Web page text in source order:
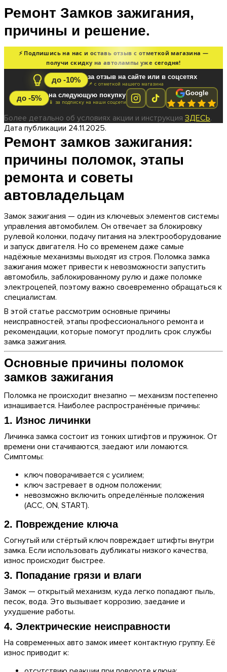
Ремонт Замков зажигания,
причины и решение.
⚡ Подпишись на нас и оставь отзыв с отметкой магазина —
получи скидку на автолампы уже сегодня!
до -10% за отзыв на сайте или в соцсетях
📌 с отметкой нашего магазина
до -5% на следующую покупку
📱 за подписку на наши соцсети
Google
Более детально об условиях акции и инструкция ЗДЕСЬ.
Дата публикации 24.11.2025.
Ремонт замков зажигания:
причины поломок, этапы
ремонта и советы
автовладельцам
Замок зажигания — один из ключевых элементов системы
управления автомобилем. Он отвечает за блокировку
рулевой колонки, подачу питания на электрооборудование
и запуск двигателя. Но со временем даже самые
надёжные механизмы выходят из строя. Поломка замка
зажигания может привести к невозможности запустить
автомобиль, заблокированному рулю и даже поломке
электроцепей, поэтому важно своевременно обращаться к
специалистам.
В этой статье рассмотрим основные причины
неисправностей, этапы профессионального ремонта и
рекомендации, которые помогут продлить срок службы
замка зажигания.
Основные причины поломок
замков зажигания
Поломка не происходит внезапно — механизм постепенно
изнашивается. Наиболее распространённые причины:
1. Износ личинки
Личинка замка состоит из тонких штифтов и пружинок. От
времени они стачиваются, заедают или ломаются.
Симптомы:
ключ поворачивается с усилием;
ключ застревает в одном положении;
невозможно включить определённые положения
(ACC, ON, START).
2. Повреждение ключа
Согнутый или стёртый ключ повреждает штифты внутри
замка. Если использовать дубликаты низкого качества,
износ происходит быстрее.
3. Попадание грязи и влаги
Замок — открытый механизм, куда легко попадают пыль,
песок, вода. Это вызывает коррозию, заедание и
ухудшение работы.
4. Электрические неисправности
На современных авто замок имеет контактную группу. Её
износ приводит к: